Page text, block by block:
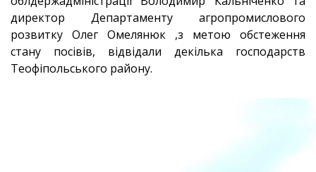
директор Департаменту агропромислового
розвитку Олег Омелянюк ,з метою обстеження
стану посівів, відвідали декілька господарств
Теофіпольського району.